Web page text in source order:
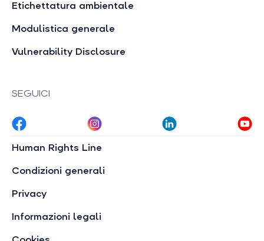
Etichettatura ambientale
Modulistica generale
Vulnerability Disclosure
SEGUICI
Human Rights Line
Condizioni generali
Privacy
Informazioni legali